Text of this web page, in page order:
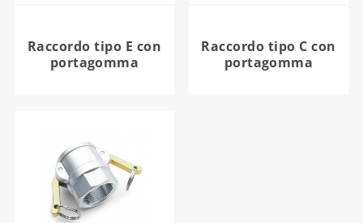
Raccordo tipo E con
portagomma
Raccordo tipo C con
portagomma